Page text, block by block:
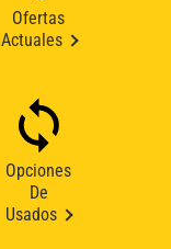
Ofertas
Actuales
Opciones
De
Usados